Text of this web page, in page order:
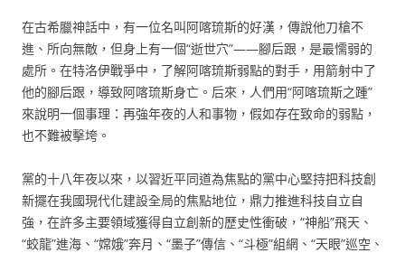
在古希臘神話中，有一位名叫阿喀琉斯的好漢，傳說他刀槍不
進、所向無敵，但身上有一個“逝世穴”——腳后跟，是最懦弱的
處所。在特洛伊戰爭中，了解阿喀琉斯弱點的對手，用箭射中了
他的腳后跟，導致阿喀琉斯身亡。后來，人們用“阿喀琉斯之踵”
來說明一個事理：再強年夜的人和事物，假如存在致命的弱點，
也不難被擊垮。
黨的十八年夜以來，以習近平同道為焦點的黨中心堅持把科技創
新擺在我國現代化建設全局的焦點地位，鼎力推進科技自立自
強，在許多主要領域獲得自立創新的歷史性衝破，“神船”飛天、
“蛟龍”進海、“嫦娥”奔月、“墨子”傳信、“斗極”組網、“天眼”巡空、